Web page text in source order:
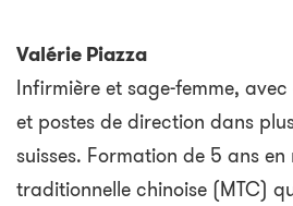
Valérie Piazza
Infirmière et sage-femme,
et postes de direction dans
suisses. Formation de 5 ans en
traditionnelle chinoise (MTC)